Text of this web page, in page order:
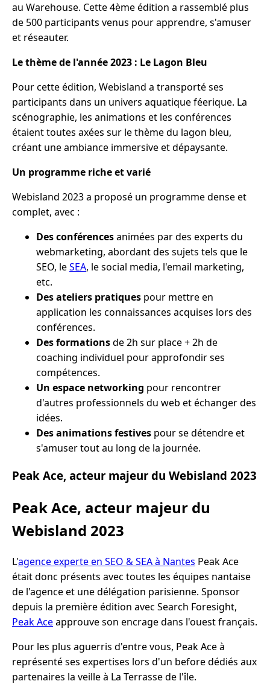
au Warehouse. Cette 4ème édition a rassemblé plus
de 500 participants venus pour apprendre, s'amuser
et réseauter.
Le thème de l'année 2023 : Le Lagon Bleu
Pour cette édition, Webisland a transporté ses
participants dans un univers aquatique féerique. La
scénographie, les animations et les conférences
étaient toutes axées sur le thème du lagon bleu,
créant une ambiance immersive et dépaysante.
Un programme riche et varié
Webisland 2023 a proposé un programme dense et
complet, avec :
Des conférencesanimées par des experts du
webmarketing, abordant des sujets tels que le
SEO, leSEA, le social media, l'email marketing,
etc.
Des ateliers pratiques pour mettre en
application les connaissances acquises lors des
conférences.
Des formationsde 2h sur place + 2h de
coaching individuel pour approfondir ses
compétences.
Un espace networking pour rencontrer
d'autres professionnels du web et échanger des
idées.
Des animations festives pour se détendre et
s'amuser tout au long de la journée.
Peak Ace, acteur majeur du Webisland 2023
Peak Ace, acteur majeur du
Webisland 2023
L'agence experte en SEO & SEA à Nantes Peak Ace
était donc présents avec toutes les équipes nantaise
de l'agence et une délégation parisienne. Sponsor
depuis la première édition avec Search Foresight,
Peak Aceapprouve son encrage dans l'ouest français.
Pour les plus aguerris d'entre vous, Peak Ace à
représenté ses expertises lors d'un before dédiés aux
partenaires la veille à La Terrasse de l'île.